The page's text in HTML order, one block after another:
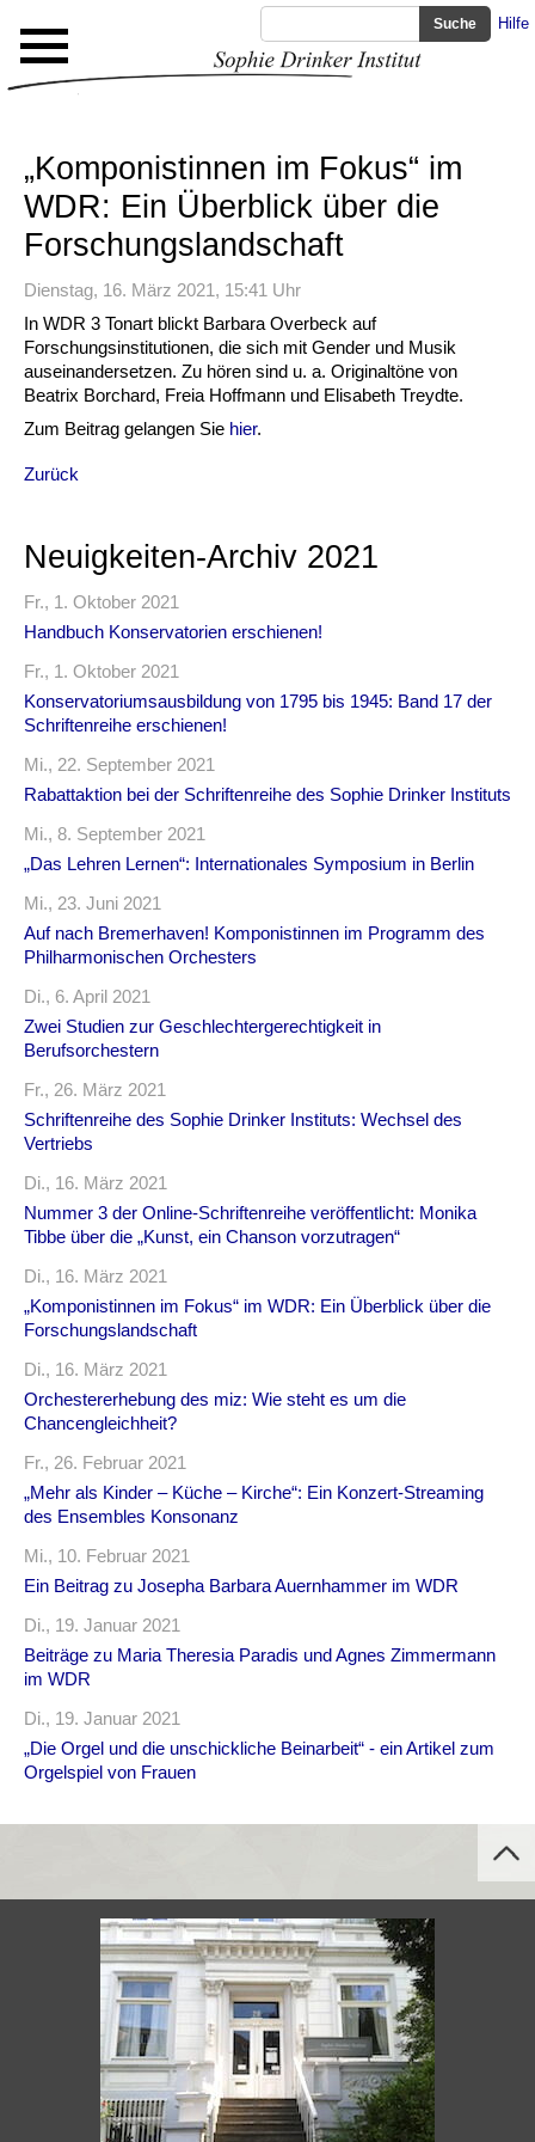
Hilfe
„Komponistinnen im Fokus“ im
WDR: Ein Überblick über die
Forschungslandschaft
Dienstag, 16. März 2021, 15:41 Uhr
In WDR 3 Tonart blickt Barbara Overbeck auf
Forschungsinstitutionen, die sich mit Gender und Musik
auseinandersetzen. Zu hören sind u. a. Originaltöne von
Beatrix Borchard, Freia Hoffmann und Elisabeth Treydte.
Zum Beitrag gelangen Sie hier.
Zurück
Neuigkeiten-Archiv 2021
Fr., 1. Oktober 2021
Handbuch Konservatorien erschienen!
Fr., 1. Oktober 2021
Konservatoriumsausbildung von 1795 bis 1945: Band 17 der
Schriftenreihe erschienen!
Mi., 22. September 2021
Rabattaktion bei der Schriftenreihe des Sophie Drinker Instituts
Mi., 8. September 2021
„Das Lehren Lernen“: Internationales Symposium in Berlin
Mi., 23. Juni 2021
Auf nach Bremerhaven! Komponistinnen im Programm des
Philharmonischen Orchesters
Di., 6. April 2021
Zwei Studien zur Geschlechtergerechtigkeit in
Berufsorchestern
Fr., 26. März 2021
Schriftenreihe des Sophie Drinker Instituts: Wechsel des
Vertriebs
Di., 16. März 2021
Nummer 3 der Online-Schriftenreihe veröffentlicht: Monika
Tibbe über die „Kunst, ein Chanson vorzutragen“
Di., 16. März 2021
„Komponistinnen im Fokus“ im WDR: Ein Überblick über die
Forschungslandschaft
Di., 16. März 2021
Orchestererhebung des miz: Wie steht es um die
Chancengleichheit?
Fr., 26. Februar 2021
„Mehr als Kinder – Küche – Kirche“: Ein Konzert-Streaming
des Ensembles Konsonanz
Mi., 10. Februar 2021
Ein Beitrag zu Josepha Barbara Auernhammer im WDR
Di., 19. Januar 2021
Beiträge zu Maria Theresia Paradis und Agnes Zimmermann
im WDR
Di., 19. Januar 2021
„Die Orgel und die unschickliche Beinarbeit“ - ein Artikel zum
Orgelspiel von Frauen